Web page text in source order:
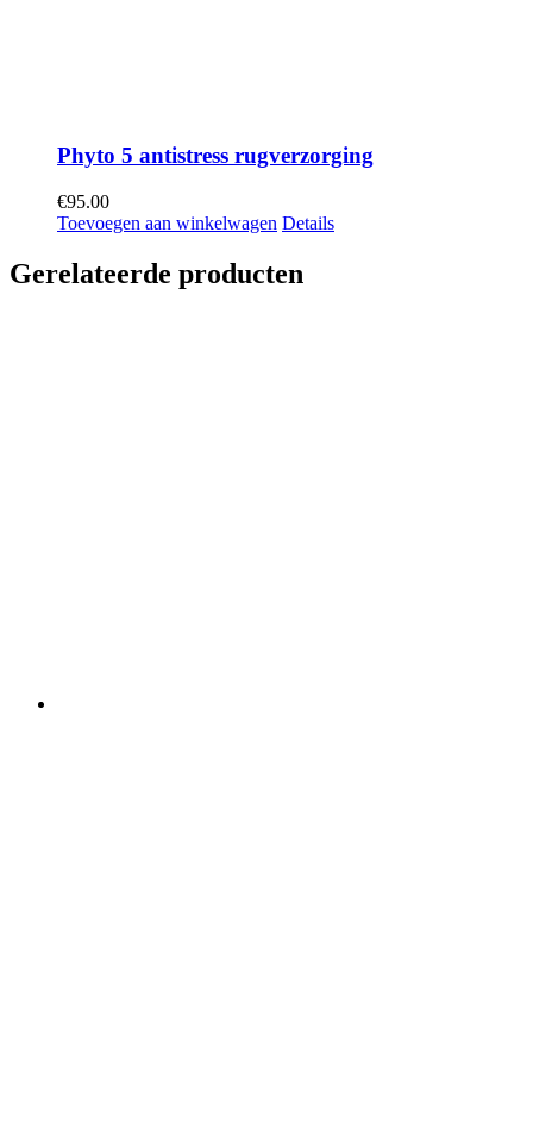
Phyto 5 antistress rugverzorging
€95.00
Toevoegen aan winkelwagen Details
Gerelateerde producten